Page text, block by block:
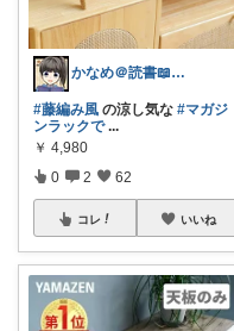
かなめ＠読書📖防災⛑️note再開📒
#藤編み風 の涼し気な #マガジ
ンラックで ...
￥ 4,980
0 2 62
コレ いいね